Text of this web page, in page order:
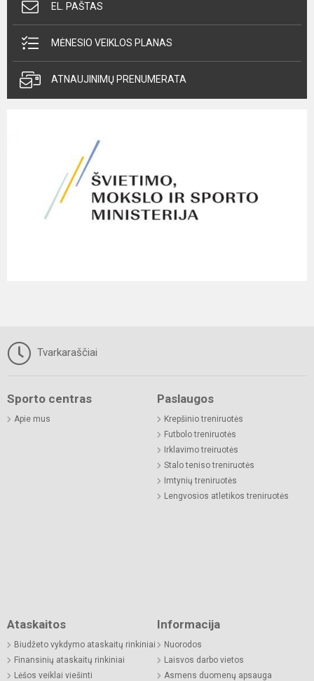
EL. PAŠTAS
MĖNESIO VEIKLOS PLANAS
ATNAUJINIMŲ PRENUMERATA
Tvarkaraščiai
Sporto centras
Apie mus
Paslaugos
Krepšinio treniruotės
Futbolo treniruotės
Irklavimo treiruotės
Stalo teniso treniruotės
Imtynių treniruotės
Lengvosios atletikos treniruotės
Ataskaitos
Biudžeto vykdymo ataskaitų rinkiniai
Finansinių ataskaitų rinkiniai
Lėšos veiklai viešinti
Informacija
Nuorodos
Laisvos darbo vietos
Asmens duomenų apsauga